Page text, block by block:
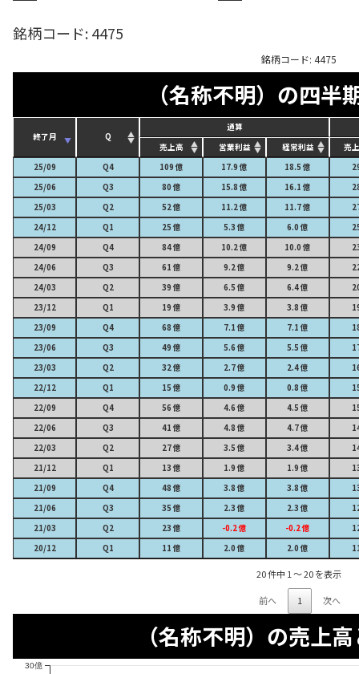
銘柄コード: 4475
銘柄コード: 4475
（名称不明）の四半
終了月 Q
通算
売上高
営業利益 経常利益
売
25/09
Q4 109 億 17.9 億 18.5 億
25/06
Q3 80 億 15.8 億 16.1 億
25/03
Q2 52 億 11.2 億 11.7 億
24/12
Q1 25 億 5.3 億 6.0 億
24/09
Q4 84 億 10.2 億 10.0 億
24/06
Q3 61 億 9.2 億 9.2 億
24/03
Q2 39 億 6.5 億 6.4 億
23/12
Q1 19 億 3.9 億 3.8 億
23/09
Q4 68 億 7.1 億 7.1 億
23/06
Q3 49 億 5.6 億 5.5 億
23/03
Q2 32 億 2.7 億 2.4 億
22/12
Q1 15 億 0.9 億 0.8 億
22/09
Q4 56 億 4.6 億 4.5 億
22/06
Q3 41 億 4.8 億 4.7 億
22/03
Q2 27 億 3.5 億 3.4 億
21/12
Q1 13 億 1.9 億 1.9 億
21/09
Q4 48 億 3.8 億 3.8 億
21/06
Q3 35 億 2.3 億 2.3 億
21/03
Q2 23 億 -0.2 億 -0.2 億
20/12
Q1 11 億 2.0 億 2.0 億
20 件中 1 〜 20 を表示
前へ 1 次へ
（名称不明）の売上
30億